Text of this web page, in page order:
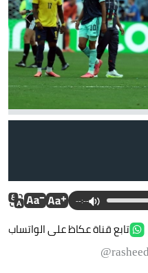
--:--
تابع قناة عكاظ على الواتساب